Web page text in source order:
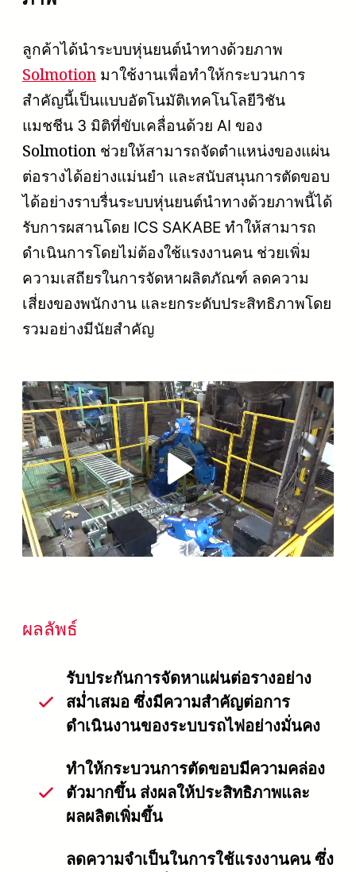
ลูกค้าได้นำระบบหุ่นยนต์นำทางด้วยภาพ
Solmotion มาใช้งานเพื่อทำให้กระบวนการ
สำคัญนี้เป็นแบบอัตโนมัติเทคโนโลยีวิชัน
แมชชีน 3 มิติที่ขับเคลื่อนด้วย AI ของ
Solmotion ช่วยให้สามารถจัดตำแหน่งของแผ่น
ต่อรางได้อย่างแม่นยำ และสนับสนุนการตัดขอบ
ได้อย่างราบรื่นระบบหุ่นยนต์นำทางด้วยภาพนี้ได้
รับการผสานโดย ICS SAKABE ทำให้สามารถ
ดำเนินการโดยไม่ต้องใช้แรงงานคน ช่วยเพิ่ม
ความเสถียรในการจัดหาผลิตภัณฑ์ ลดความ
เสี่ยงของพนักงาน และยกระดับประสิทธิภาพโดย
รวมอย่างมีนัยสำคัญ
Play
Video
ผลลัพธ์
รับประกันการจัดหาแผ่นต่อรางอย่าง
สม่ำเสมอ ซึ่งมีความสำคัญต่อการ
ดำเนินงานของระบบรถไฟอย่างมั่นคง
ทำให้กระบวนการตัดขอบมีความคล่อง
ตัวมากขึ้น ส่งผลให้ประสิทธิภาพและ
ผลผลิตเพิ่มขึ้น
ลดความจำเป็นในการใช้แรงงานคน ซึ่ง